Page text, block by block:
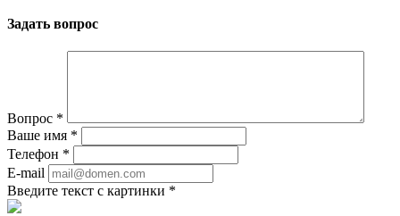
Задать вопрос
Вопрос *
Ваше имя *
Телефон *
E-mail
Введите текст с картинки *